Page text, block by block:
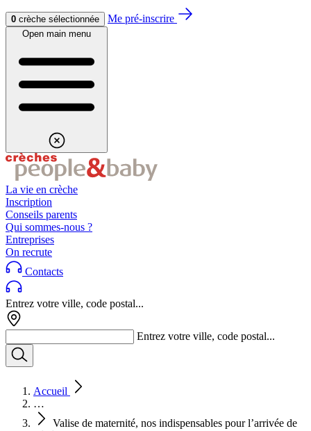
Aller au contenuAller au footer
0 crèche sélectionnée Me pré-inscrire
Open main menu
La vie en crèche
Inscription
Conseils parents
Qui sommes-nous ?
Entreprises
On recrute
Contacts
Entrez votre ville, code postal...
Entrez votre ville, code postal...
Accueil
…
Valise de maternité, nos indispensables pour l’arrivée de